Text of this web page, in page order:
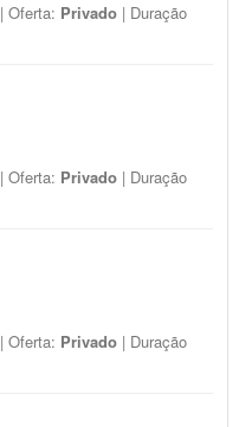
| Oferta: Privado | Duração
| Oferta: Privado | Duração
| Oferta: Privado | Duração